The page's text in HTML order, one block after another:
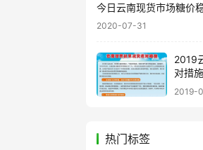
今日云南现货市场糖价
2020-07-31
2019
对措施
2019-
热门标签